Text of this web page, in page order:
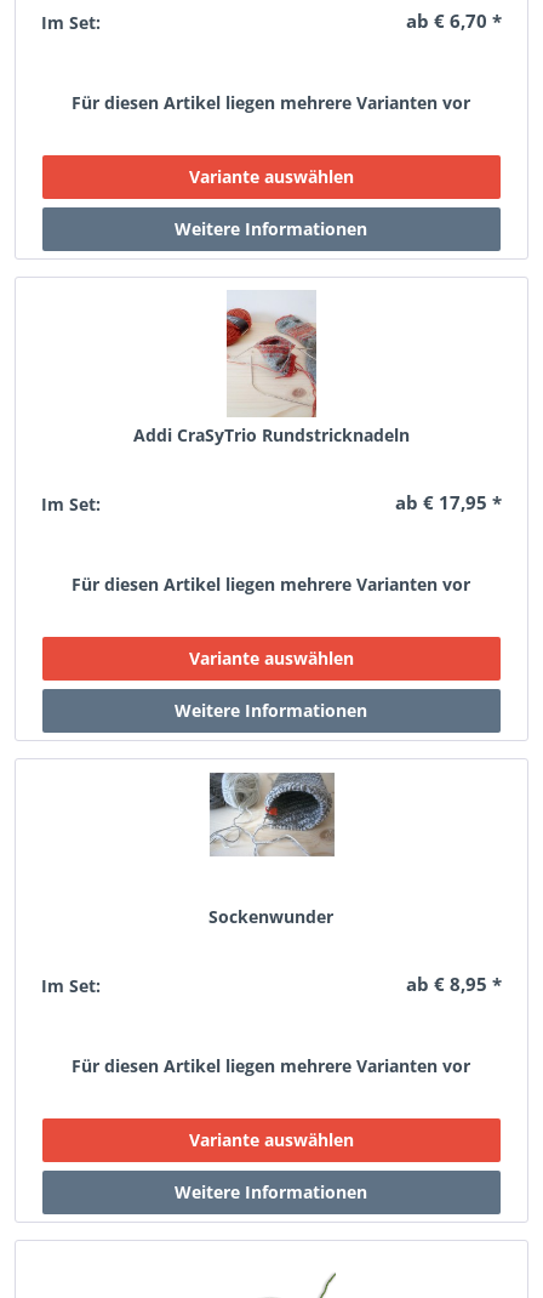
Im Set: ab € 6,70 *
Für diesen Artikel liegen mehrere Varianten vor
Addi CraSyTrio Rundstricknadeln
Im Set: ab € 17,95 *
Für diesen Artikel liegen mehrere Varianten vor
Sockenwunder
Im Set: ab € 8,95 *
Für diesen Artikel liegen mehrere Varianten vor